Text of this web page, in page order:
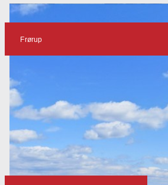
Frørup